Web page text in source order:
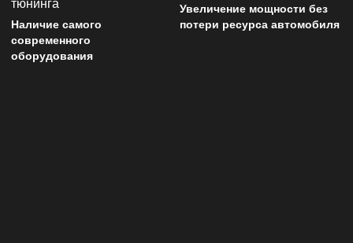
Наличие самого
современного
оборудования
Увеличение мощности без
потери ресурса автомобиля